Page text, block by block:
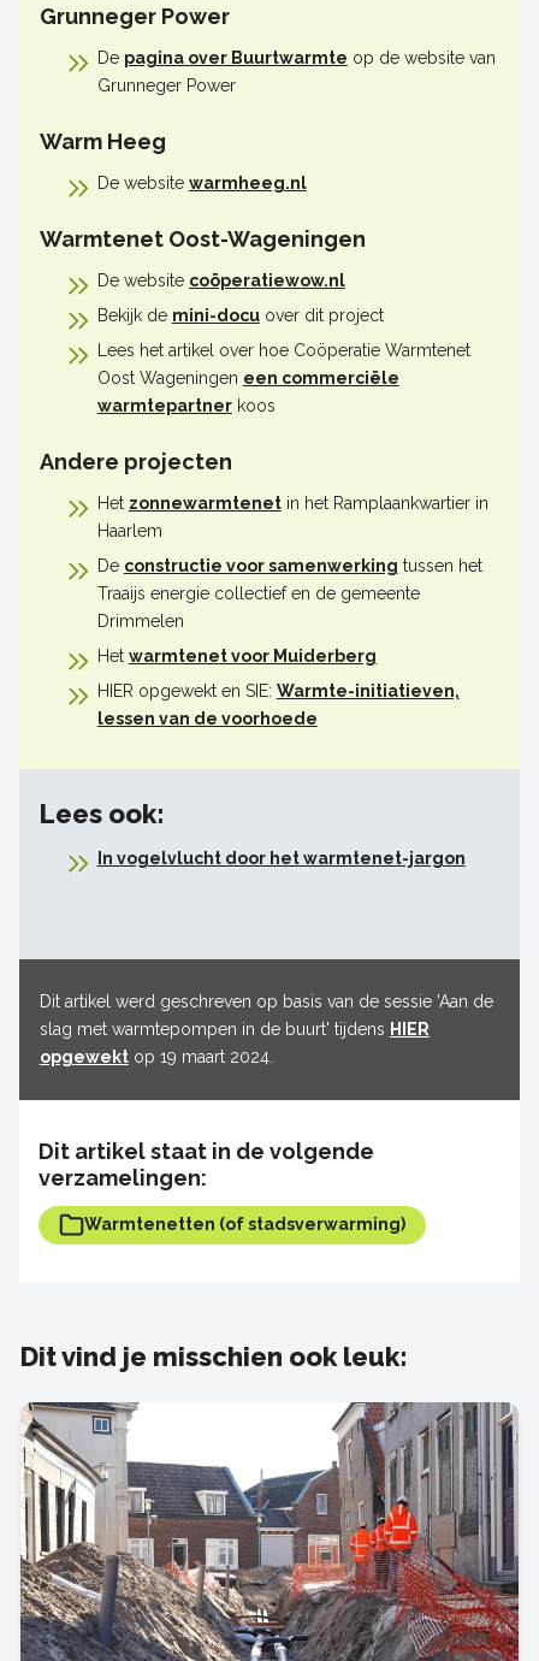
Grunneger Power
De pagina over Buurtwarmte op de website van
Grunneger Power
Warm Heeg
De website warmheeg.nl
Warmtenet Oost-Wageningen
De website coöperatiewow.nl
Bekijk de mini-docuover dit project
Lees het artikel over hoe Coöperatie Warmtenet
Oost Wageningen een commerciële
warmtepartnerkoos
Andere projecten
Het zonnewarmtenetin het Ramplaankwartier in
Haarlem
De constructie voor samenwerking tussen het
Traaijs energie collectief en de gemeente
Drimmelen
Het warmtenet voor Muiderberg
HIER opgewekt en SIE: Warmte-initiatieven,
lessen van de voorhoede
Lees ook:
In vogelvlucht door het warmtenet-jargon
Dit artikel werd geschreven op basis van de sessie 'Aan de
slag met warmtepompen in de buurt' tijdens HIER
opgewektop 19 maart 2024.
Dit artikel staat in de volgende
verzamelingen:
Warmtenetten (of stadsverwarming)
Dit vind je misschien ook leuk: